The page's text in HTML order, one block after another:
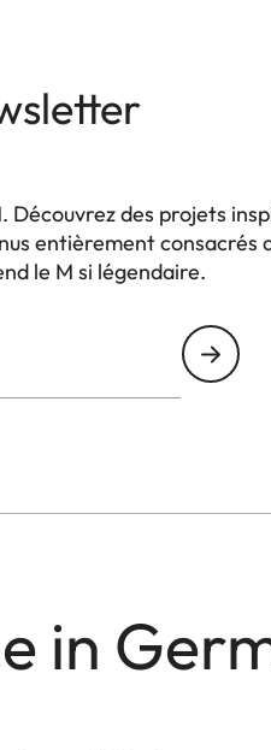
des projets
entièrement consacrés
le M si légendaire.
in